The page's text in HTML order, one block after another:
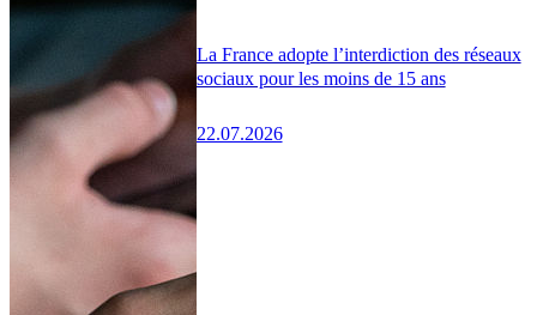
La France adopte l’interdiction des réseaux
sociaux pour les moins de 15 ans
22.07.2026